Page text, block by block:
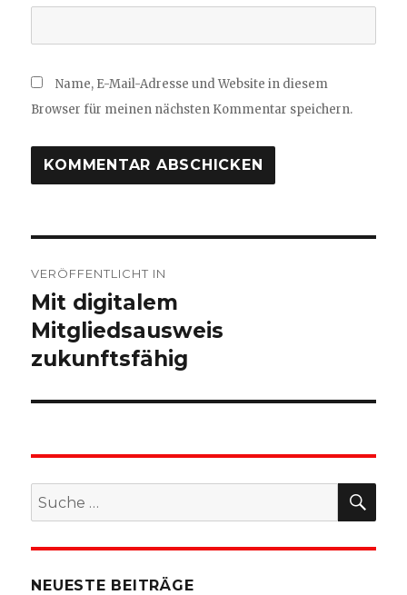
Name, E-Mail-Adresse und Website in diesem
Browser für meinen nächsten Kommentar speichern.
VERÖFFENTLICHT IN
Mit digitalem
Mitgliedsausweis
zukunftsfähig
Suche
nach:
NEUESTE BEITRÄGE